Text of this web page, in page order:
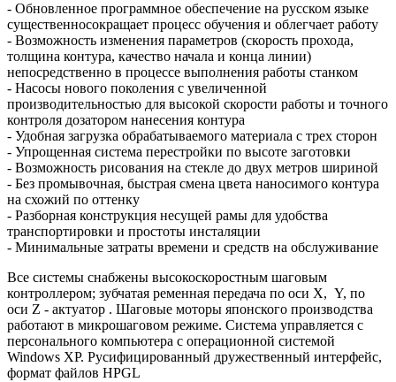
- Обновленное программное обеспечение на русском языке
существенносокращает процесс обучения и облегчает работу
- Возможность изменения параметров (скорость прохода,
толщина контура, качество начала и конца линии)
непосредственно в процессе выполнения работы станком
- Насосы нового поколения с увеличенной
производительностью для высокой скорости работы и точного
контроля дозатором нанесения контура
- Удобная загрузка обрабатываемого материала с трех сторон
- Упрощенная система перестройки по высоте заготовки
- Возможность рисования на стекле до двух метров шириной
- Без промывочная, быстрая смена цвета наносимого контура
на схожий по оттенку
- Разборная конструкция несущей рамы для удобства
транспортировки и простоты инсталяции
- Минимальные затраты времени и средств на обслуживание
Все системы снабжены высокоскоростным шаговым
контроллером; зубчатая ременная передача по оси X, Y, по
оси Z - актуатор . Шаговые моторы японского производства
работают в микрошаговом режиме. Система управляется с
персонального компьютера с операционной системой
Windows XP. Русифицированный дружественный интерфейс,
формат файлов HPGL